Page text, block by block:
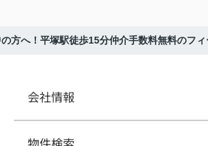
方へ！平塚駅徒歩15分仲介手数料無料のフ
会社情報